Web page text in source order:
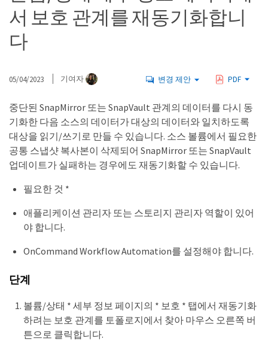
서 보호 관계를 재동기화합니
다
05/04/2023 기여자 변경 제안 PDF
중단된 SnapMirror 또는 SnapVault 관계의 데이터를 다시 동
기화한 다음 소스의 데이터가 대상의 데이터와 일치하도록
대상을 읽기/쓰기로 만들 수 있습니다. 소스 볼륨에서 필요한
공통 스냅샷 복사본이 삭제되어 SnapMirror 또는 SnapVault
업데이트가 실패하는 경우에도 재동기화할 수 있습니다.
필요한 것 *
애플리케이션 관리자 또는 스토리지 관리자 역할이 있어
야 합니다.
OnCommand Workflow Automation를 설정해야 합니다.
단계
볼륨/상태 * 세부 정보 페이지의 * 보호 * 탭에서 재동기화
하려는 보호 관계를 토폴로지에서 찾아 마우스 오른쪽 버
튼으로 클릭합니다.